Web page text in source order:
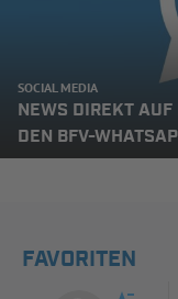
SOCIAL MEDIA
NEWS DIREKT
DEN BFV-
FAVORITEN